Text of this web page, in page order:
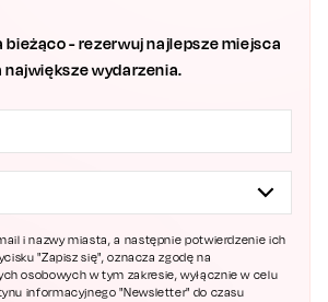
bieżąco - rezerwuj najlepsze miejsca
największe wydarzenia.
i nazwy miasta, a następnie potwierdzenie ich
"Zapisz się", oznacza zgodę na
osobowych w tym zakresie, wyłącznie w celu
informacyjnego "Newsletter" do czasu